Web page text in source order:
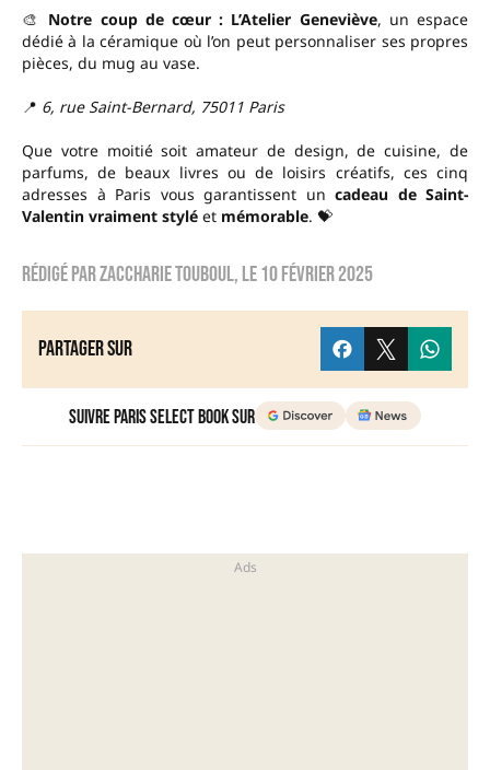
🎨 Notre coup de cœur : L’Atelier Geneviève, un espace
dédié à la céramique où l’on peut personnaliser ses propres
pièces, du mug au vase.
📍 6, rue Saint-Bernard, 75011 Paris
Que votre moitié soit amateur de design, de cuisine, de
parfums, de beaux livres ou de loisirs créatifs, ces cinq
adresses à Paris vous garantissent un cadeau de Saint-
Valentin vraiment stylé et mémorable. 💝
Rédigé parZaccharie TOUBOUL, le10 février 2025
Partager sur
Suivre Paris Select Book sur